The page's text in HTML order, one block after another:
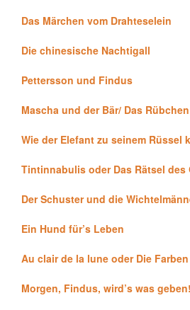
Das Märchen vom Drahteselein
Die chinesische Nachtigall
Pettersson und Findus
Mascha und der Bär/ Das Rübchen
Wie der Elefant zu seinem Rüssel
Tintinnabulis oder Das Rätsel des
Der Schuster und die
Ein Hund für’s Leben
Au clair de la lune oder Die
Morgen, Findus, wird’s was geben!